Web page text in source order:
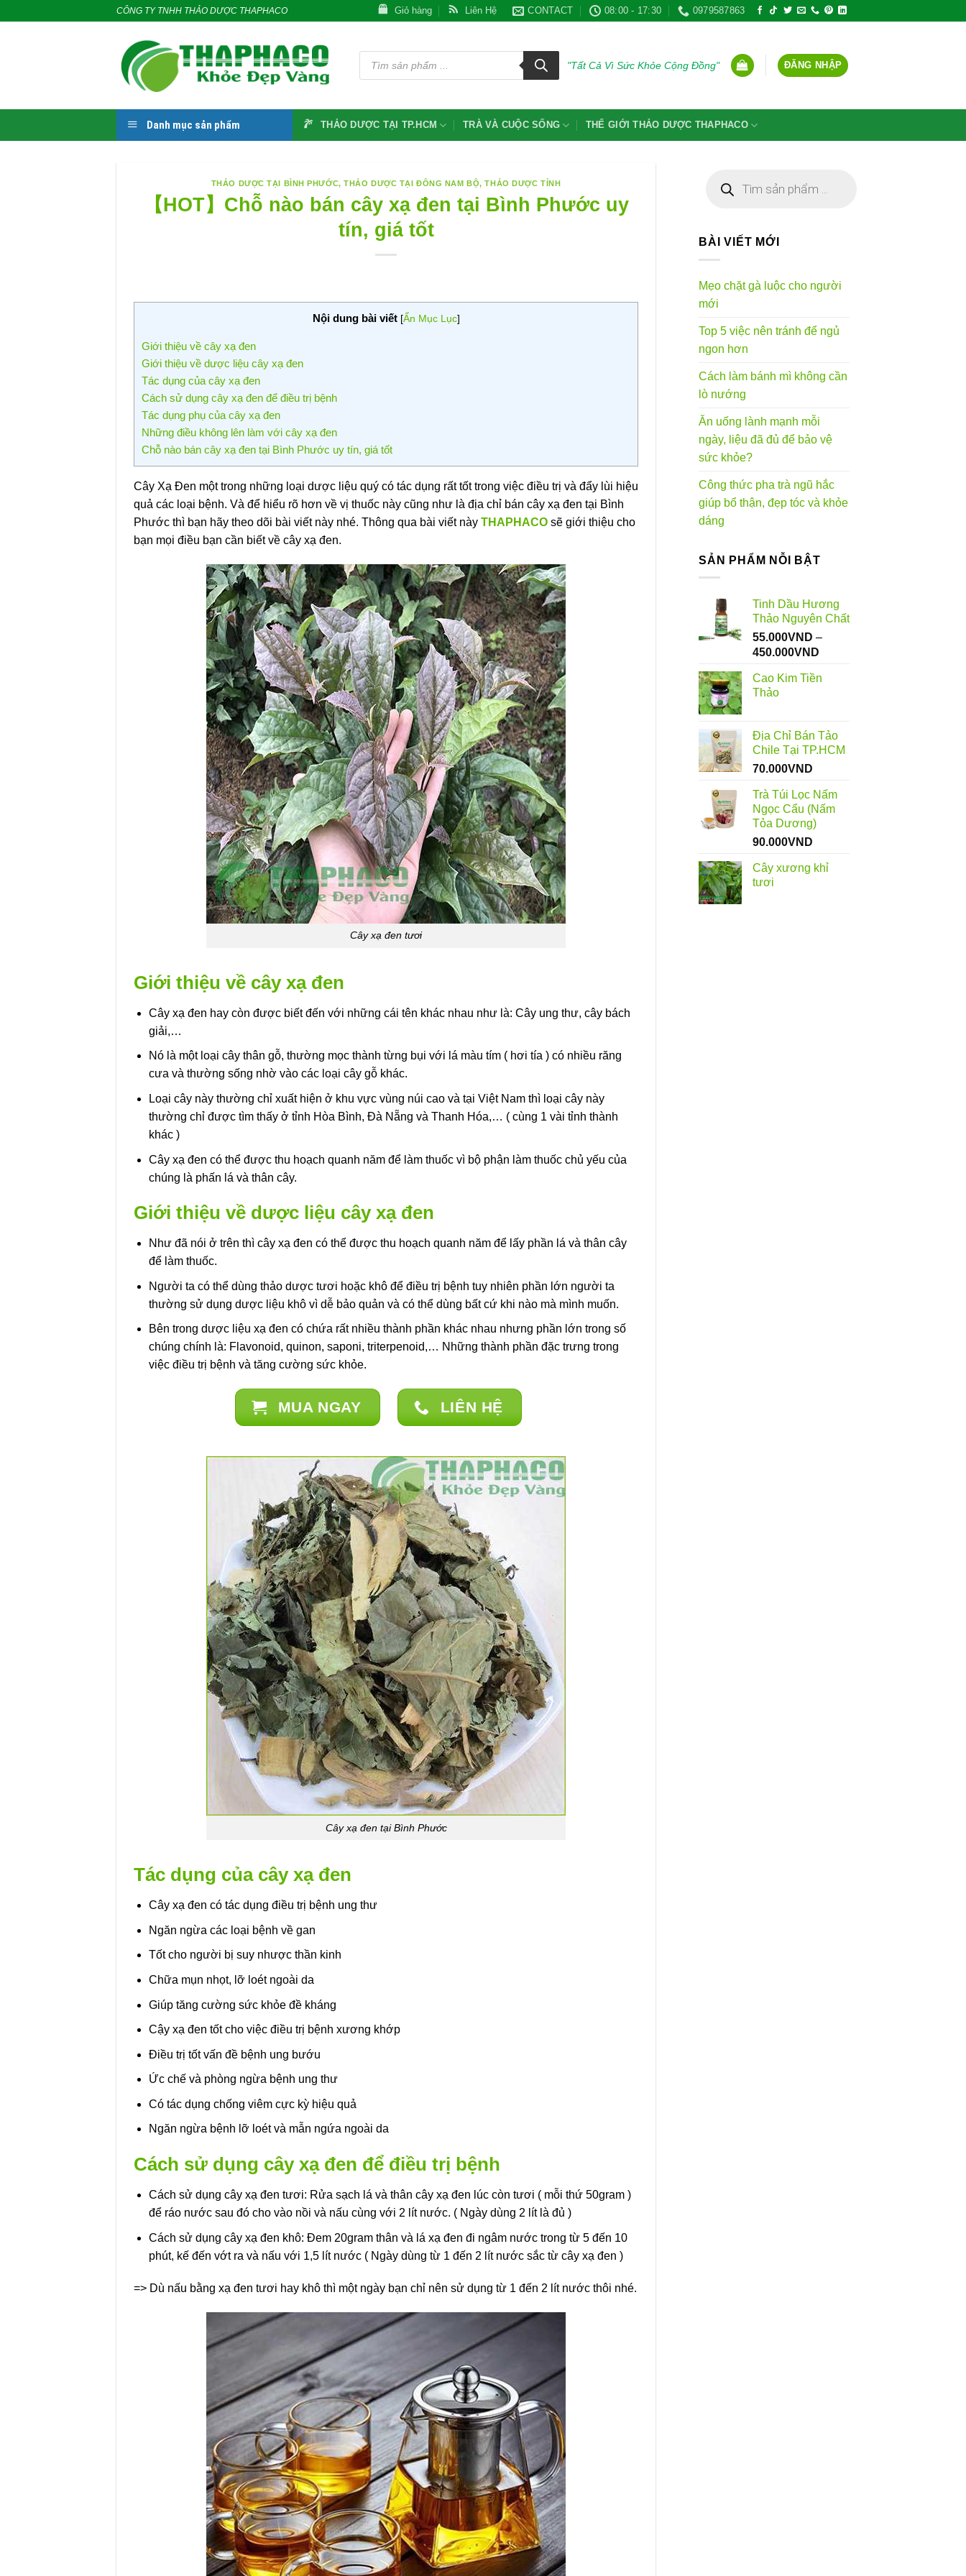
CÔNG TY TNHH THẢO DƯỢC THAPHACO Giỏ hàng Liên Hệ CONTACT 08:00 - 17:30 0979587863
Tìm
kiếm
phẩm
"Tất Cả Vì Sức Khỏe Cộng Đồng" ĐĂNG NHẬP
Danh mục sản phẩm THẢO DƯỢC TẠI TP.HCM TRÀ VÀ CUỘC SỐNG THẾ GIỚI THẢO DƯỢC THAPHACO
THẢO DƯỢC TẠI BÌNH PHƯỚC,THẢO DƯỢC TẠI ĐÔNG NAM BỘ,THẢO DƯỢC TỈNH
【HOT】Chỗ nào bán cây xạ đen tại Bình Phước uy
tín, giá tốt
Nội dung bài viết [Ẩn Mục Lục]
Giới thiệu về cây xạ đen
Giới thiệu về dược liệu cây xạ đen
Tác dụng của cây xạ đen
Cách sử dụng cây xạ đen để điều trị bệnh
Tác dụng phụ của cây xạ đen
Những điều không lên làm với cây xạ đen
Chỗ nào bán cây xạ đen tại Bình Phước uy tín, giá tốt
Cây Xạ Đen một trong những loại dược liệu quý có tác dụng rất tốt trong việc điều trị và đẩy lùi hiệu
quả các loại bệnh. Và để hiểu rõ hơn về vị thuốc này cũng như là địa chỉ bán cây xạ đen tại Bình
Phước thì bạn hãy theo dõi bài viết này nhé. Thông qua bài viết này THAPHACO sẽ giới thiệu cho
bạn mọi điều bạn cần biết về cây xạ đen.
Cây xạ đen tươi
Giới thiệu về cây xạ đen
Cây xạ đen hay còn được biết đến với những cái tên khác nhau như là: Cây ung thư, cây bách
giải,…
Nó là một loại cây thân gỗ, thường mọc thành từng bụi với lá màu tím ( hơi tía ) có nhiều răng
cưa và thường sống nhờ vào các loại cây gỗ khác.
Loại cây này thường chỉ xuất hiện ở khu vực vùng núi cao và tại Việt Nam thì loại cây này
thường chỉ được tìm thấy ở tỉnh Hòa Bình, Đà Nẵng và Thanh Hóa,… ( cùng 1 vài tỉnh thành
khác )
Cây xạ đen có thể được thu hoạch quanh năm để làm thuốc vì bộ phận làm thuốc chủ yếu của
chúng là phấn lá và thân cây.
Giới thiệu về dược liệu cây xạ đen
Như đã nói ở trên thì cây xạ đen có thể được thu hoạch quanh năm để lấy phần lá và thân cây
để làm thuốc.
Người ta có thể dùng thảo dược tươi hoặc khô để điều trị bệnh tuy nhiên phần lớn người ta
thường sử dụng dược liệu khô vì dễ bảo quản và có thể dùng bất cứ khi nào mà mình muốn.
Bên trong dược liệu xạ đen có chứa rất nhiều thành phần khác nhau nhưng phần lớn trong số
chúng chính là: Flavonoid, quinon, saponi, triterpenoid,… Những thành phần đặc trưng trong
việc điều trị bệnh và tăng cường sức khỏe.
MUA NGAY LIÊN HỆ
Cây xạ đen tại Bình Phước
Tác dụng của cây xạ đen
Cây xạ đen có tác dụng điều trị bệnh ung thư
Ngăn ngừa các loại bệnh về gan
Tốt cho người bị suy nhược thần kinh
Chữa mụn nhọt, lỡ loét ngoài da
Giúp tăng cường sức khỏe đề kháng
Cậy xạ đen tốt cho việc điều trị bệnh xương khớp
Điều trị tốt vấn đề bệnh ung bướu
Ức chế và phòng ngừa bệnh ung thư
Có tác dụng chống viêm cực kỳ hiệu quả
Ngăn ngừa bệnh lỡ loét và mẫn ngứa ngoài da
Cách sử dụng cây xạ đen để điều trị bệnh
Cách sử dụng cây xạ đen tươi: Rửa sạch lá và thân cây xạ đen lúc còn tươi ( mỗi thứ 50gram )
để ráo nước sau đó cho vào nồi và nấu cùng với 2 lít nước. ( Ngày dùng 2 lít là đủ )
Cách sử dụng cây xạ đen khô: Đem 20gram thân và lá xạ đen đi ngâm nước trong từ 5 đến 10
phút, kế đến vớt ra và nấu với 1,5 lít nước ( Ngày dùng từ 1 đến 2 lít nước sắc từ cây xạ đen )
=> Dù nấu bằng xạ đen tươi hay khô thì một ngày bạn chỉ nên sử dụng từ 1 đến 2 lít nước thôi nhé.
kiếm
BÀI VIẾT MỚI
Mẹo chặt gà luộc cho người
mới
Top 5 việc nên tránh để ngủ
ngon hơn
Cách làm bánh mì không cần
lò nướng
Ăn uống lành mạnh mỗi
ngày, liệu đã đủ để bảo vệ
sức khỏe?
Công thức pha trà ngũ hắc
giúp bổ thận, đẹp tóc và khỏe
dáng
SẢN PHẨM NỖI BẬT
Tinh Dầu Hương
Thảo Nguyên Chất
55.000VND –
450.000VND
từ
Cao Kim Tiền
Thảo
Địa Chỉ Bán Tảo
Chile Tại TP.HCM
70.000VND
Trà Túi Lọc Nấm
Ngọc Cẩu (Nấm
Tỏa Dương)
90.000VND
Cây xương khỉ
tươi